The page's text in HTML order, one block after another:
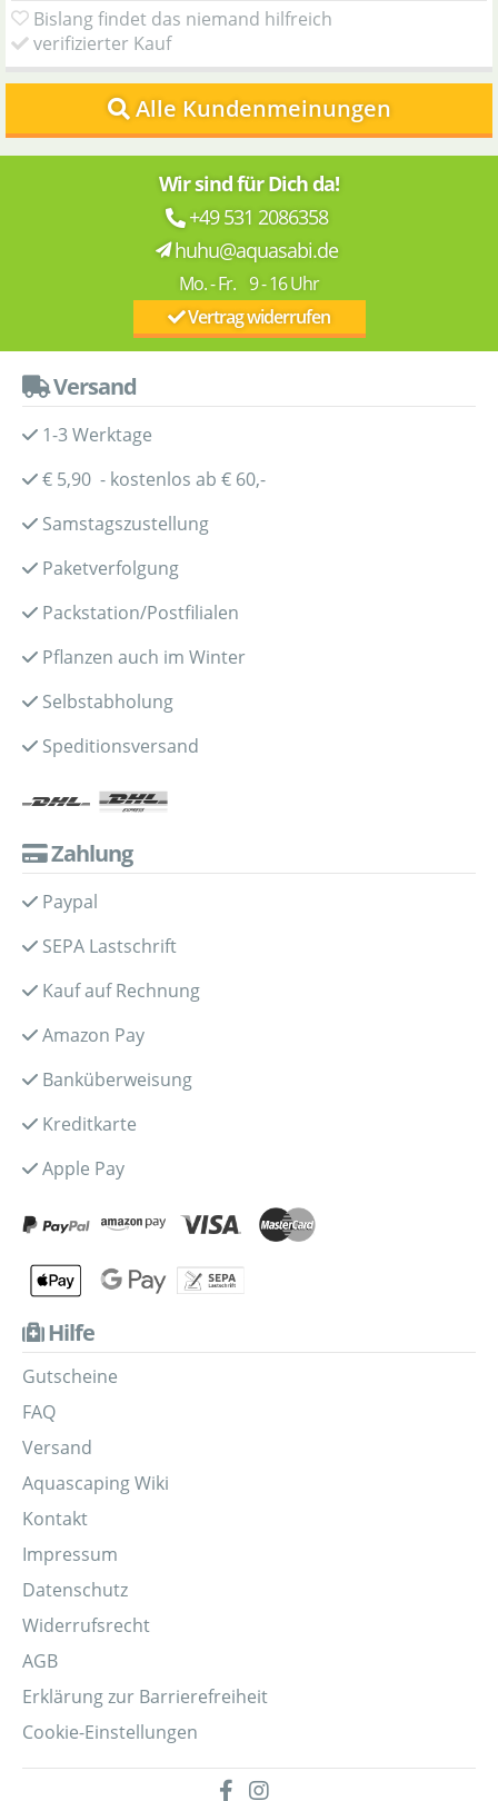
Bislang findet das niemand hilfreich
verifizierter Kauf
Alle Kundenmeinungen
Wir sind für Dich da!
+49 531 2086358
huhu@aquasabi.de
Mo. - Fr. 9 - 16 Uhr
Vertrag widerrufen
Versand
1-3 Werktage
€ 5,90 - kostenlos ab € 60,-
Samstagszustellung
Paketverfolgung
Packstation/Postfilialen
Pflanzen auch im Winter
Selbstabholung
Speditionsversand
Zahlung
Paypal
SEPA Lastschrift
Kauf auf Rechnung
Amazon Pay
Banküberweisung
Kreditkarte
Apple Pay
Hilfe
Gutscheine
FAQ
Versand
Aquascaping Wiki
Kontakt
Impressum
Datenschutz
Widerrufsrecht
AGB
Erklärung zur Barrierefreiheit
Cookie-Einstellungen